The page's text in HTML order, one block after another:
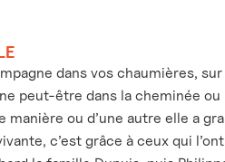
dans vos chaumières,
peut-être dans la cheminée ou
manière ou d’une autre elle a
c’est grâce à ceux qui